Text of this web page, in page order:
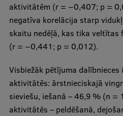
aktivitātēm (r = −0,407; p =
negatīva korelācija starp
skaitu nedēļā, kas tika veltītas
(r = −0,441; p = 0,012).
Visbiežāk pētījuma
aktivitātēs: ārstnieciskajā
sieviešu, iešanā – 46,9 % (n =
aktivitātēs – peldēšanā,